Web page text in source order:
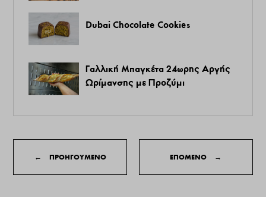
Dubai Chocolate Cookies
Γαλλική Μπαγκέτα 24ωρης Αργής
Ωρίμανσης με Προζύμι
← ΠΡΟΗΓΟΥΜΕΝΟ ΕΠΟΜΕΝΟ →